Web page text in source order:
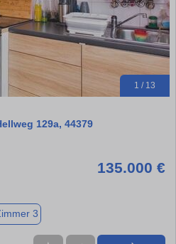
1 / 13
129a, 44379
135.000 €
3